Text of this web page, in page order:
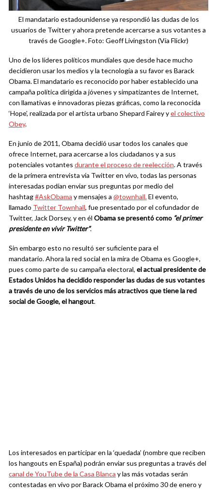
El mandatario estadounidense ya respondió las dudas de los
usuarios de Twitter y ahora pretende acercarse a sus votantes a
través de Google+. Foto: Geoff Livingston (Vía Flickr)
Uno de los líderes políticos mundiales que desde hace mucho
decidieron usar los medios y la tecnología a su favor es Barack
Obama. El mandatario es reconocido por haber establecido una
campaña política dirigida a jóvenes y simpatizantes de Internet,
con llamativas e innovadoras piezas gráficas, como la reconocida
‘Hope’, realizada por el artista urbano Shepard Fairey yel colectivo
Obey.
En junio de 2011, Obama decidió usar todos los canales que
ofrece Internet, para acercarse a los ciudadanos y a sus
potenciales votantes durante el proceso de reelección. A través
de la primera entrevista vía Twitter en vivo, todas las personas
interesadas podían enviar sus preguntas por medio del
hashtag#AskObama y mensajes a @townhall.El evento,
llamado Twitter Townhall, fue presentado por el cofundador de
Twitter, Jack Dorsey, y en él Obama se presentó como “el primer
presidente en vivir Twitter”.
Sin embargo esto no resultó ser suficiente para el
mandatario. Ahora la red social en la mira de Obama es Google+,
pues como parte de su campaña electoral, el actual presidente de
Estados Unidos ha decidido responder las dudas de sus votantes
a través de uno de los servicios más atractivos que tiene la red
social de Google, el hangout.
Los interesados en participar en la ‘quedada’ (nombre que reciben
los hangouts en España) podrán enviar sus preguntas a través del
canal de YouTube de la Casa Blanca y las más votadas serán
contestadas en vivo por Barack Obama el próximo 30 de enero y